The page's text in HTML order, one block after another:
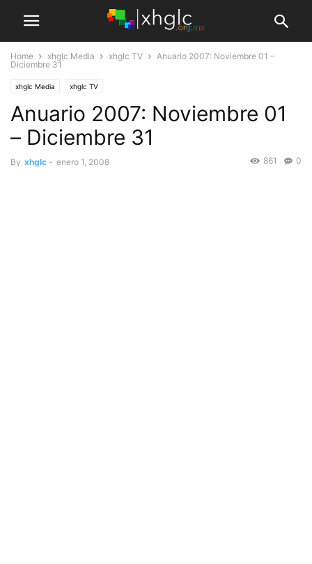
Home xhglc Media xhglc TV
Anuario 2007: Noviembre 01 –
Diciembre 31
xhglc Media xhglc TV
Anuario 2007: Noviembre 01
– Diciembre 31
By xhglc - enero 1, 2008 0
861